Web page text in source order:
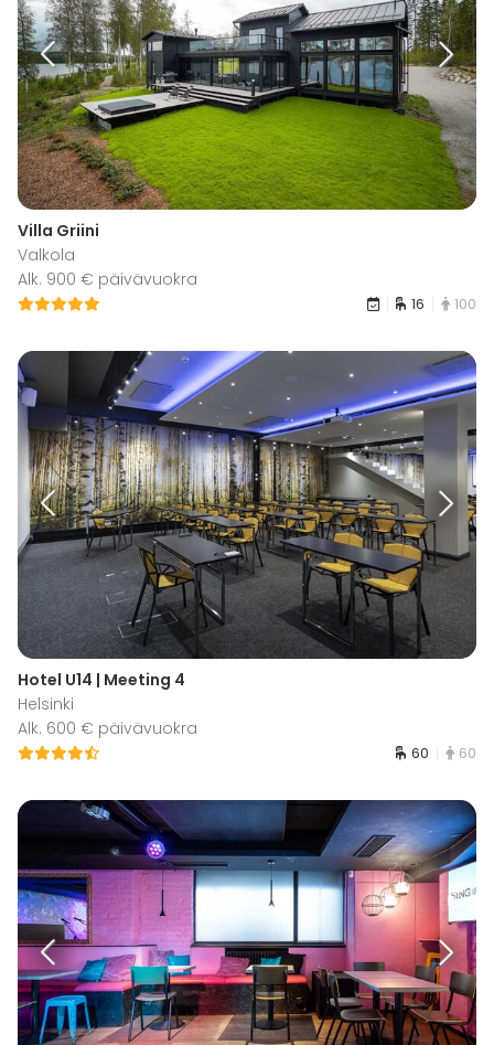
Villa Griini
Valkola
Alk. 900 € päivävuokra
16 100
Hotel U14 | Meeting 4
Helsinki
Alk. 600 € päivävuokra
60 60